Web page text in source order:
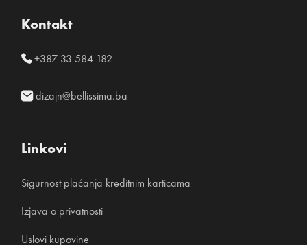
Kontakt
+387 33 584 182
dizajn@bellissima.ba
Linkovi
Sigurnost plaćanja kreditnim karticama
Izjava o privatnosti
Uslovi kupovine